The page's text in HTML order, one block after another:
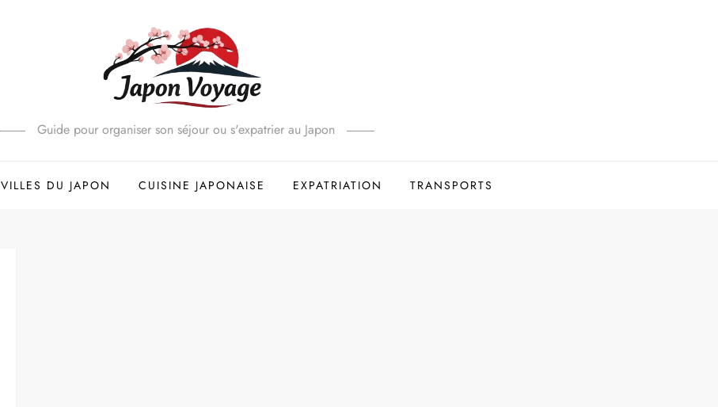
Guide pour organiser son séjour ou s'expatrier au Japon
VILLES DU JAPON CUISINE JAPONAISE EXPATRIATION TRANSPORTS